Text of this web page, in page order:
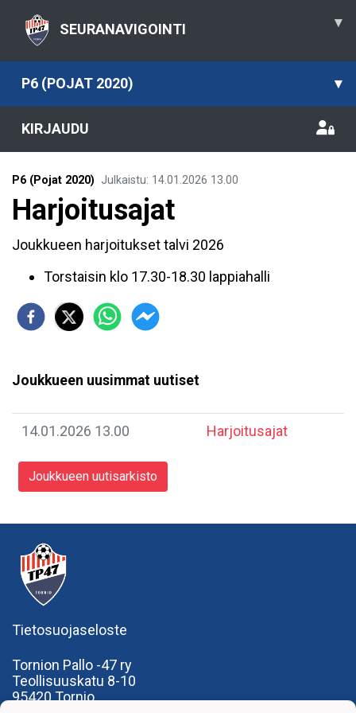
SEURANAVIGOINTI ▾
P6 (POJAT 2020) ▾
KIRJAUDU
P6 (Pojat 2020) Julkaistu: 14.01.2026 13.00
Harjoitusajat
Joukkueen harjoitukset talvi 2026
Torstaisin klo 17.30-18.30 lappiahalli
Joukkueen uusimmat uutiset
14.01.2026 13.00 Harjoitusajat
Joukkueen uutisarkisto
Tietosuojaseloste
Tornion Pallo -47 ry
Teollisuuskatu 8-10
95420 Tornio